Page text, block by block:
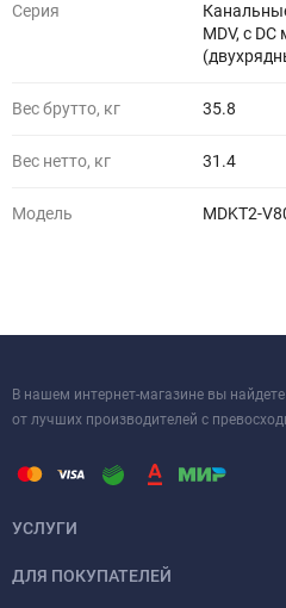
Серия
MDV, с
Вес брутто, кг 35.8
Вес нетто, кг 31.4
Модель MDKT2-
В нашем интернет-магазине вы
от лучших производителей с
УСЛУГИ
ДЛЯ ПОКУПАТЕЛЕЙ